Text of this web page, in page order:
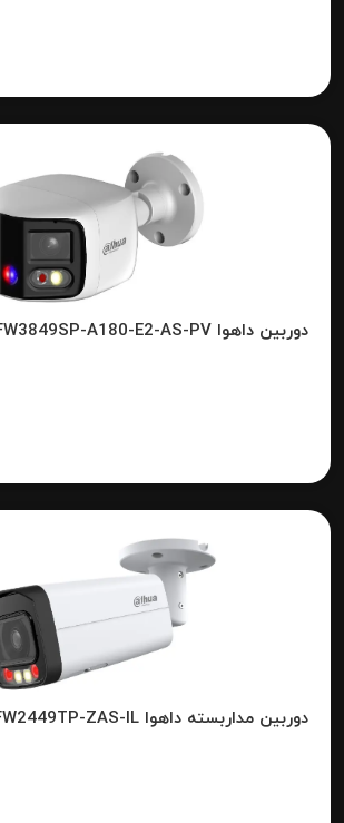
دوربین داهوا DH-IPC-PFW3849SP-A180-E2-AS-PV
دوربین مداربسته داهوا DH-IPC-HFW2449TP-ZAS-IL